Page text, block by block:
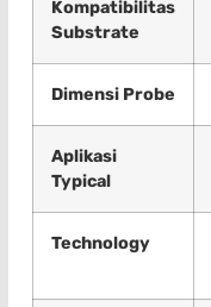
Kompatibilitas
Substrate
Dimensi Probe
Aplikasi
Typical
Technology